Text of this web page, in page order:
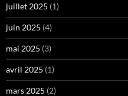
juillet 2025 (1)
juin 2025 (4)
mai 2025 (3)
avril 2025 (1)
mars 2025 (2)